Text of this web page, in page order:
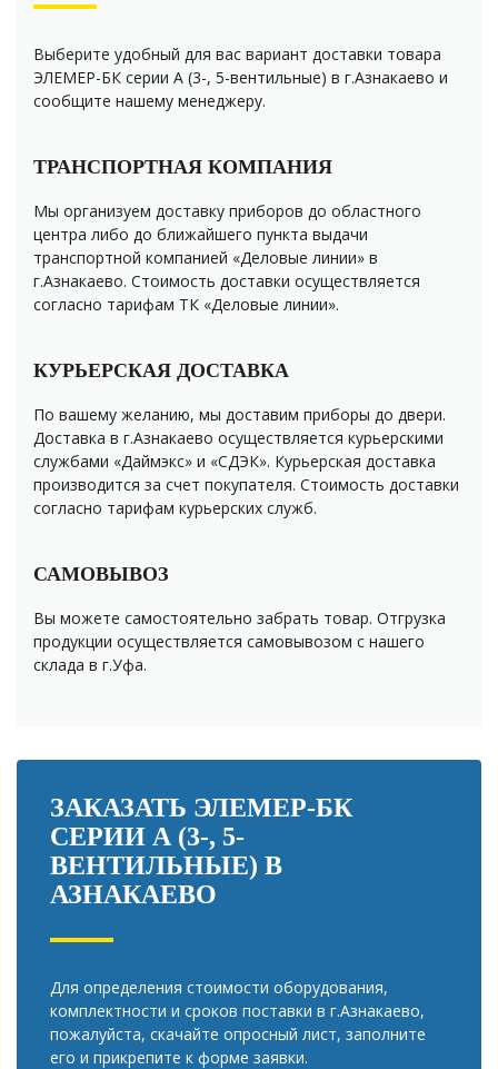
Выберите удобный для вас вариант доставки товара
ЭЛЕМЕР-БК серии А (3-, 5-вентильные) в г.Азнакаево и
сообщите нашему менеджеру.
ТРАНСПОРТНАЯ КОМПАНИЯ
Мы организуем доставку приборов до областного
центра либо до ближайшего пункта выдачи
транспортной компанией «Деловые линии» в
г.Азнакаево. Стоимость доставки осуществляется
согласно тарифам ТК «Деловые линии».
КУРЬЕРСКАЯ ДОСТАВКА
По вашему желанию, мы доставим приборы до двери.
Доставка в г.Азнакаево осуществляется курьерскими
службами «Даймэкс» и «СДЭК». Курьерская доставка
производится за счет покупателя. Стоимость доставки
согласно тарифам курьерских служб.
САМОВЫВОЗ
Вы можете самостоятельно забрать товар. Отгрузка
продукции осуществляется самовывозом с нашего
склада в г.Уфа.
ЗАКАЗАТЬ ЭЛЕМЕР-БК
СЕРИИ А (3-, 5-
ВЕНТИЛЬНЫЕ) В
АЗНАКАЕВО
Для определения стоимости оборудования,
комплектности и сроков поставки в г.Азнакаево,
пожалуйста, скачайте опросный лист, заполните
его и прикрепите к форме заявки.